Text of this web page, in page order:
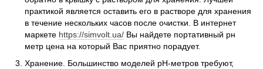
практикой является оставить его в растворе для хранения
в течение нескольких часов после очистки. В интернет
маркете https://simvolt.ua/ Вы найдете портативный рн
метр цена на который Вас приятно порадует.
Хранение. Большинство моделей pH-метров требуют,